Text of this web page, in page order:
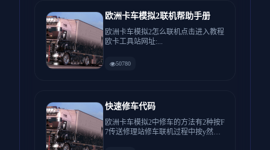
欧洲卡车模拟2联机帮助手册
欧洲卡车模拟2怎么联机点击进入教程
欧卡工具站网址:...
50780
快速修车代码
欧洲卡车模拟2中修车的方法有2种按F
7传送修理站修车联机过程中按y然后